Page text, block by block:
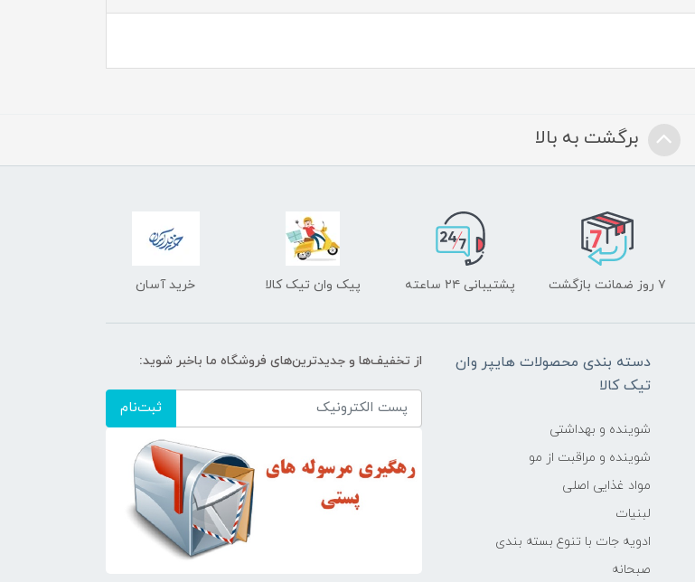
برگشت به بالا
۷ روز ضمانت بازگشت پشتیبانی ۲۴ ساعته پیک وان تیک کالا خرید آسان
دسته بندی محصولات هایپر وان
تیک کالا
شوینده و بهداشتی
شوینده و مراقبت از مو
مواد غذایی اصلی
لبنیات
ادویه جات با تنوع بسته بندی
صبحانه
از تخفیف‌ها و جدیدترین‌های فروشگاه ما باخبر شوید:
ثبت‌نام